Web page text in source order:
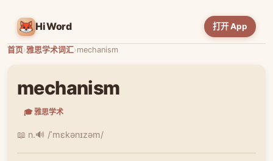
HiWord 打开 App
首页›雅思学术词汇›mechanism
mechanism
🎓 雅思学术
📖 n.🔊 /ˈmɛkənɪzəm/